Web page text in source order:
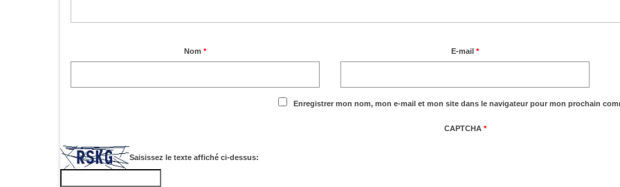
Nom * E-mail *
Enregistrer mon nom, mon e-mail et mon site dans le navigateur pour mon prochain
CAPTCHA *
Saisissez le texte affiché ci-dessus: